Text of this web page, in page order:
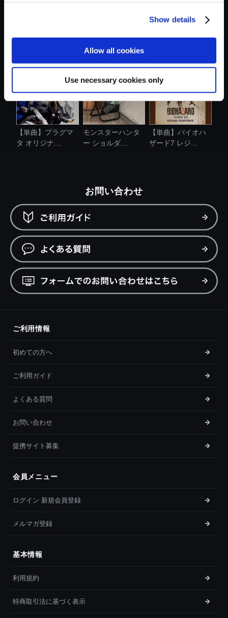
Show details
Allow all cookies
Use necessary cookies only
【単曲】プラグマ
タ オリジナ....
モンスターハンタ
ー ショルダ....
【単曲】バイオハ
ザード7 レジ...
お問い合わせ
ご利用情報
初めての方へ
ご利用ガイド
よくある質問
お問い合わせ
提携サイト募集
会員メニュー
ログイン 新規会員登録
メルマガ登録
基本情報
利用規約
特商取引法に基づく表示